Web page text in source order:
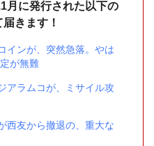
月に発行された以下の
きます！
インが、突然急落。やは
が無難
アラムコが、ミサイル攻
西友から撤退の、重大な